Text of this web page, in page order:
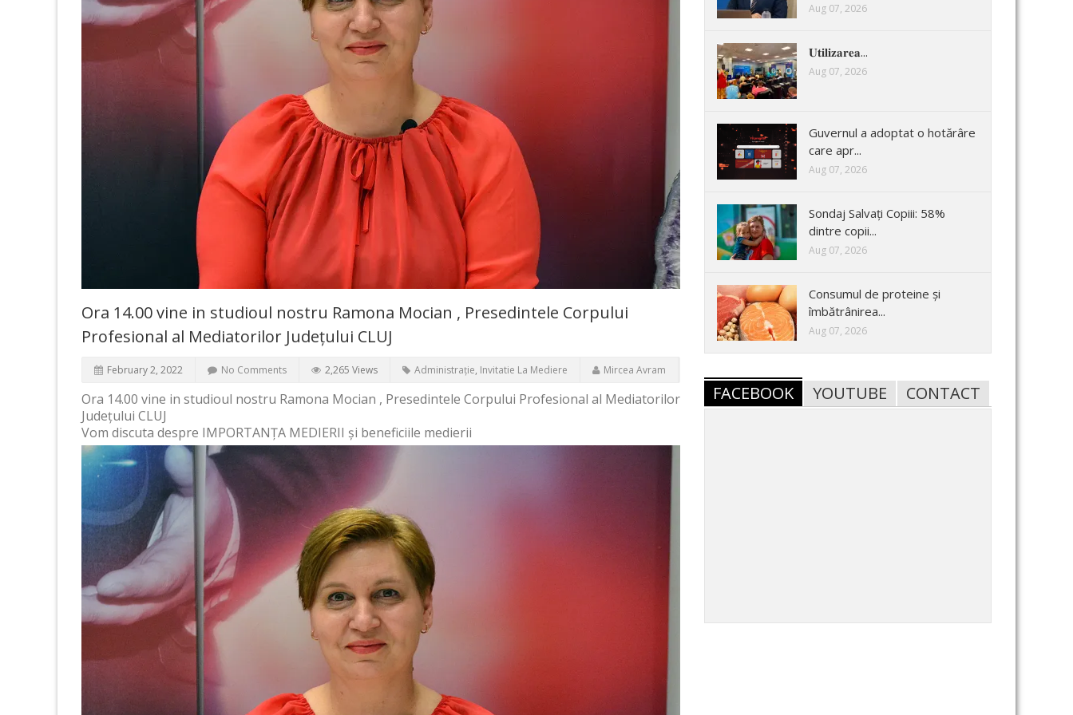
Ora 14.00 vine in studioul nostru Ramona Mocian , Presedintele Corpului
Profesional al Mediatorilor Județului CLUJ
February 2, 2022 No Comments 2,265 Views Administrație, Invitatie La Mediere Mircea Avram
Ora 14.00 vine in studioul nostru Ramona Mocian , Presedintele Corpului Profesional al Mediatorilor
Județului CLUJ
Vom discuta despre IMPORTANȚA MEDIERII și beneficiile medierii
Aug 07, 2026
𝐔𝐭𝐢𝐥𝐢𝐳𝐚𝐫𝐞𝐚...
Aug 07, 2026
Guvernul a adoptat o hotărâre
care apr...
Aug 07, 2026
Sondaj Salvați Copiii: 58%
dintre copii...
Aug 07, 2026
Consumul de proteine și
îmbătrânirea...
Aug 07, 2026
FACEBOOK YOUTUBE CONTACT